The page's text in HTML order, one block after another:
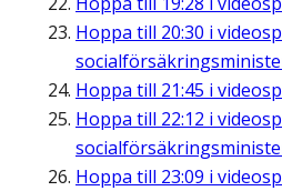
Hoppa till 20:30 i
Hoppa till 21:45 i
Hoppa till 22:12 i
Hoppa till 23:09 i